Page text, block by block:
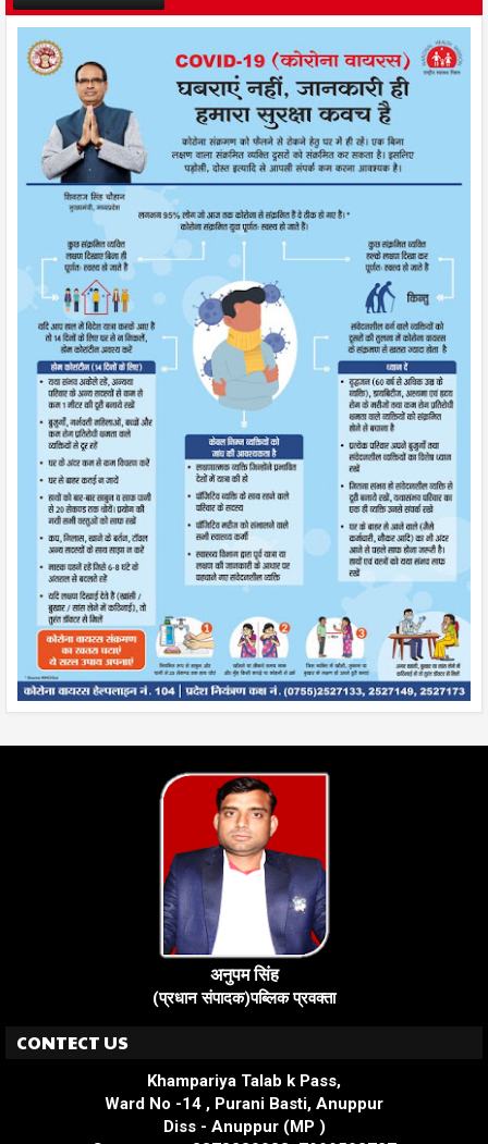
अनुपम सिंह
(प्रधान संपादक)पब्लिक प्रवक्ता
CONTECT US
Khampariya Talab k Pass,
Ward No -14 , Purani Basti, Anuppur
Diss - Anuppur (MP )